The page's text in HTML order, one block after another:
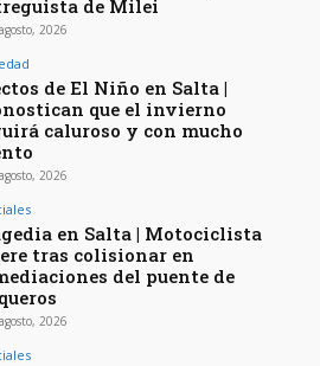
de Milei
2026
de El Niño en Salta |
que el invierno
caluroso y con mucho
2026
en Salta | Motociclista
tras colisionar en
del puente de
2026